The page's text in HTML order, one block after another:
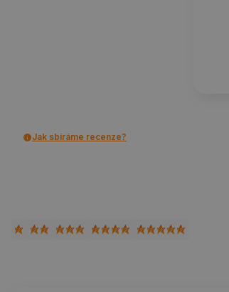
Jak sbíráme recenze?